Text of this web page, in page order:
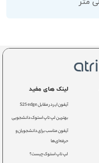
لینک های مفید
آیفون ایر در مقابل S25 edge
بهترین لپ تاپ استوک دانشجویی
آیفون مناسب برای دانشجویان و
حرفه‌ای‌ها
لپ تاپ استوک چیست؟